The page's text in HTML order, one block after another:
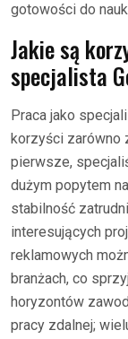
gotowości do
Jakie są
specjalista
Praca jako
korzyści zarówno
pierwsze,
dużym popytem
stabilność
interesujących
reklamowych
branżach, co
horyzontów
pracy zdalnej;